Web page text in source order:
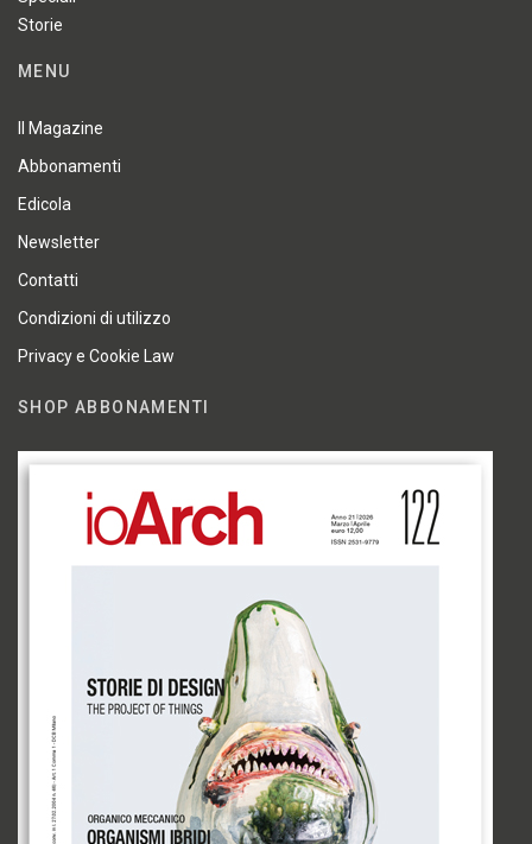
Storie
MENU
Il Magazine
Abbonamenti
Edicola
Newsletter
Contatti
Condizioni di utilizzo
Privacy e Cookie Law
SHOP ABBONAMENTI